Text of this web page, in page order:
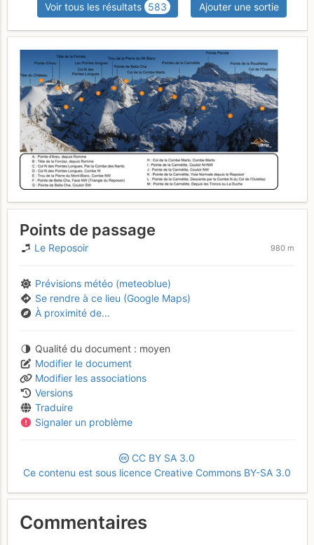
Voir tous les résultats 583 Ajouter une sortie
Points de passage
Le Reposoir 980 m
Prévisions météo (meteoblue)
Se rendre à ce lieu (Google Maps)
À proximité de...
Qualité du document
moyen
Modifier le document
Modifier les associations
Versions
Traduire
Signaler un problème
CC BY SA 3.0
Ce contenu est sous licence Creative Commons BY-SA 3.0
Commentaires